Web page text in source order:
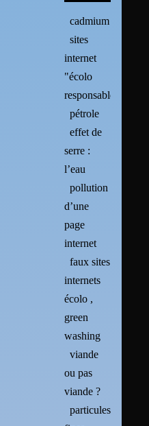
cadmium
sites
internet
"écolo
responsables"
pétrole
effet de
serre :
l’eau
pollution
d’une
page
internet
faux sites
internets
écolo ,
green
washing
viande
ou pas
viande ?
particules